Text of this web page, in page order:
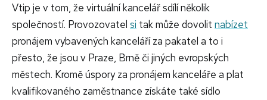
Vtip je v tom, že virtuální kancelář sdílí několik
společností. Provozovatel si tak může dovolit nabízet
pronájem vybavených kanceláří za pakatel a to i
přesto, že jsou v Praze, Brně či jiných evropských
městech. Kromě úspory za pronájem kanceláře a plat
kvalifikovaného zaměstnance získáte také sídlo